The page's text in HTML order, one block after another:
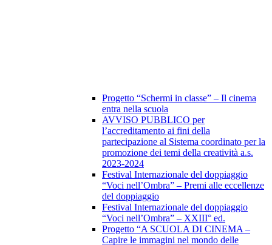
Progetto “Schermi in classe” – Il cinema
entra nella scuola
AVVISO PUBBLICO per
l’accreditamento ai fini della
partecipazione al Sistema coordinato per la
promozione dei temi della creatività a.s.
2023-2024
Festival Internazionale del doppiaggio
“Voci nell’Ombra” – Premi alle eccellenze
del doppiaggio
Festival Internazionale del doppiaggio
“Voci nell’Ombra” – XXIII° ed.
Progetto “A SCUOLA DI CINEMA –
Capire le immagini nel mondo delle